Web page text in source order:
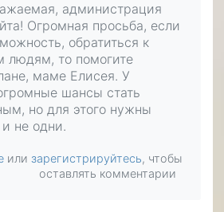
администрация
Огромная просьба, если
обратиться к
людям, то помогите
маме Елисея. У
шансы стать
но для этого нужны
не одни.
или зарегистрируйтесь, чтобы
оставлять комментарии